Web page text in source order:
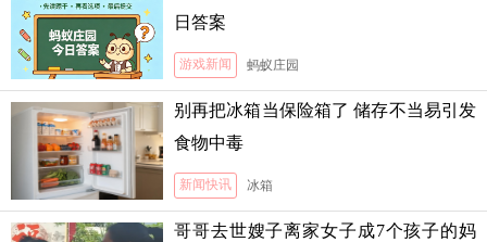
日答案
游戏新闻 蚂蚁庄园
别再把冰箱当保险箱了 储存不当易引发
食物中毒
新闻快讯 冰箱
哥哥去世嫂子离家女子成7个孩子的妈